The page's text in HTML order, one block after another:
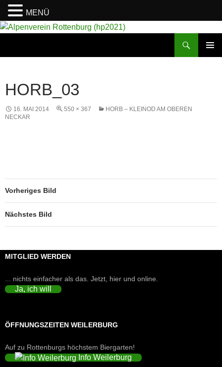
HORB_03
16. MAI 2014 550 × 367
HORB – KLEINOD AM OBEREN
NECKAR
Vorheriges Bild
Nächstes Bild
MITGLIED WERDEN
... nichts einfacher als das. Jetzt, hier und online.
Ja, ich will
ÖFFNUNGSZEITEN WEILERBURG
Auf zu Rottenburgs höchstem Biergarten!
Info Weilerburg
MENÜ